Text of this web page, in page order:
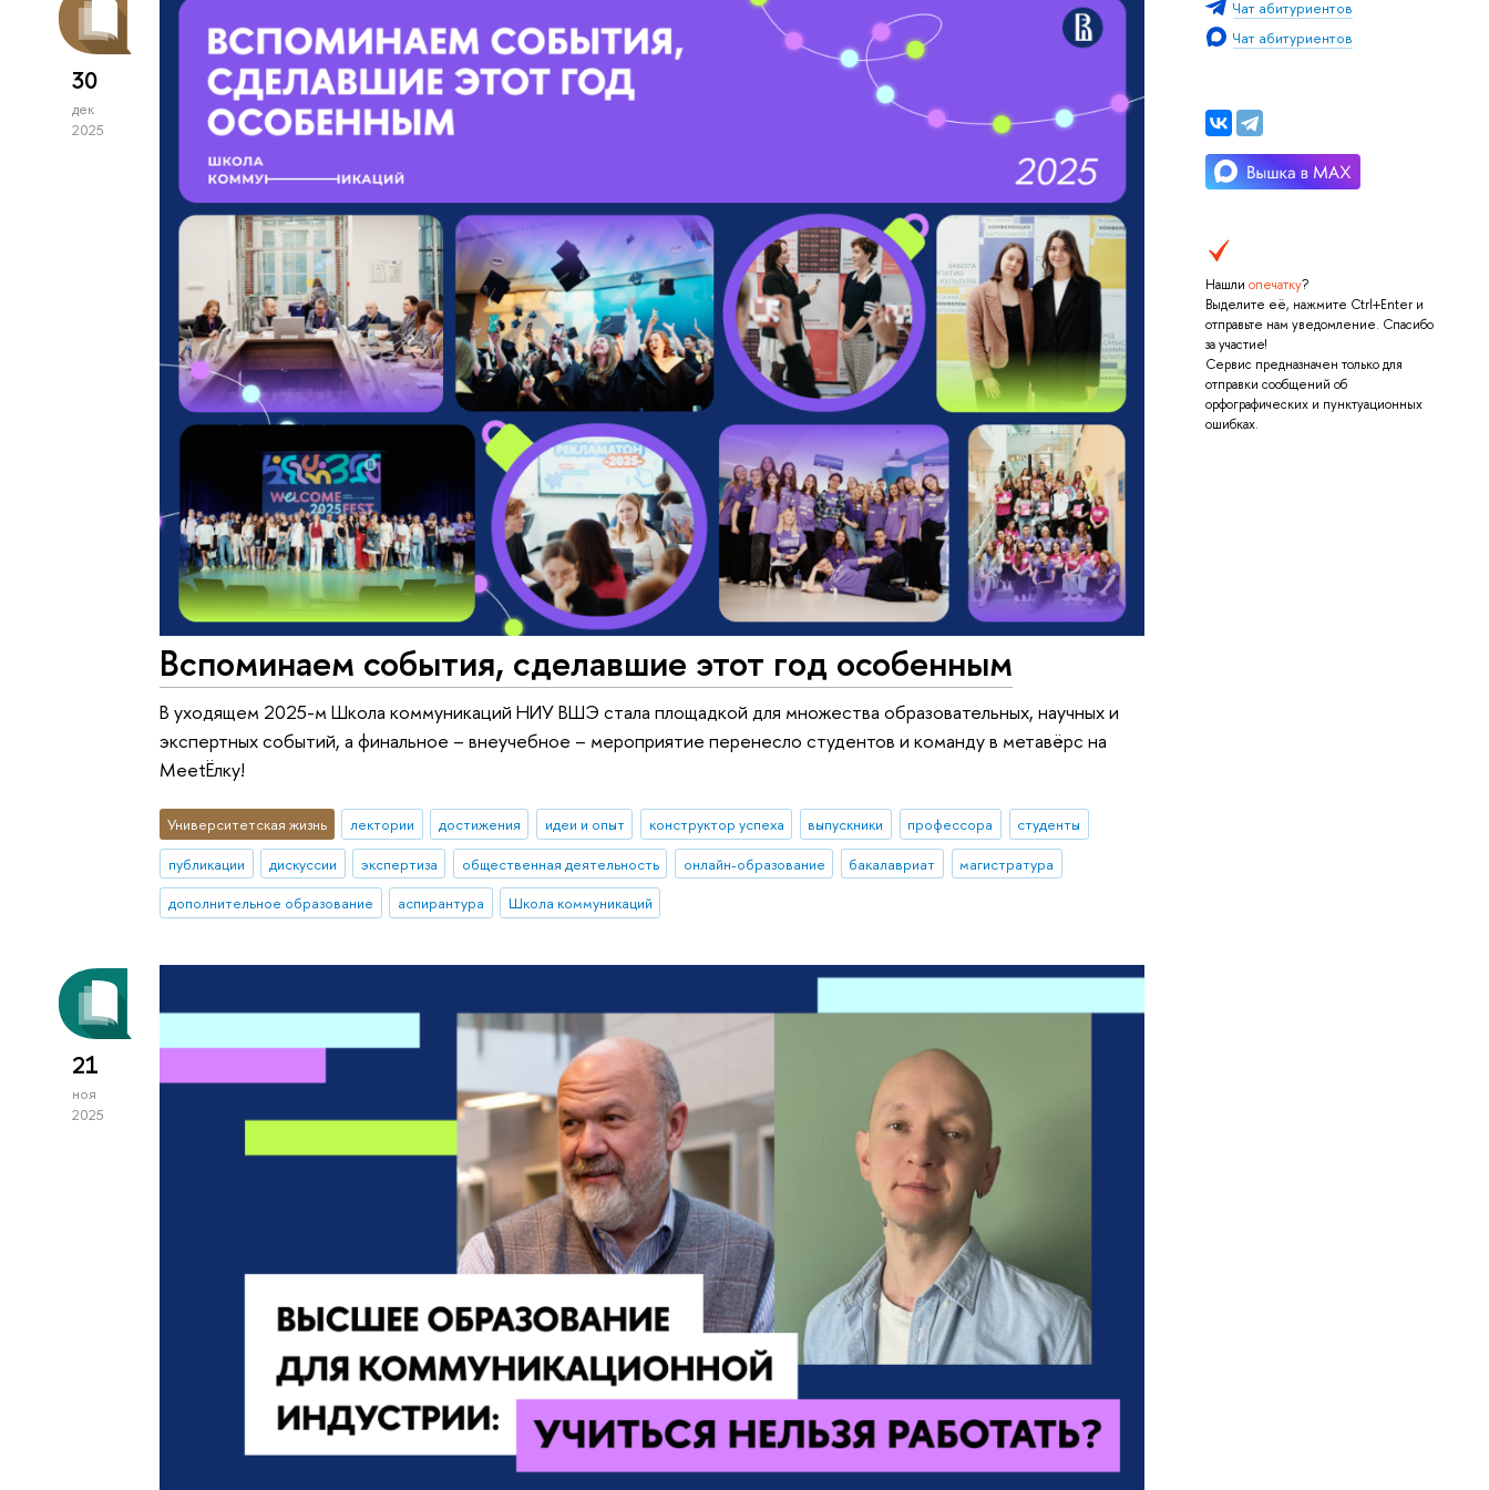
Чат абитуриентов
Чат абитуриентов
Нашли опечатку?
Выделите её, нажмите Ctrl+Enter и
отправьте нам уведомление. Спасибо
за участие!
Сервис предназначен только для
отправки сообщений об
орфографических и пунктуационных
ошибках.
30
дек
2025
Вспоминаем события, сделавшие этот год особенным
В уходящем 2025-м Школа коммуникаций НИУ ВШЭ стала площадкой для множества образовательных, научных и
экспертных событий, а финальное – внеучебное – мероприятие перенесло студентов и команду в метавёрс на
MeetЁлку!
Университетская жизнь лектории достижения идеи и опыт конструктор успеха выпускники профессора
студенты
публикации
дискуссии экспертиза общественная деятельность онлайн-образование бакалавриат
магистратура
дополнительное образование
аспирантура Школа коммуникаций
21
ноя
2025